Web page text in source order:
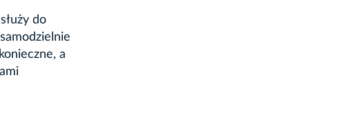
do
a